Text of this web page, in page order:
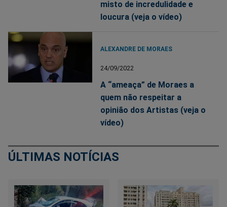
misto de incredulidade e
loucura (veja o vídeo)
ALEXANDRE DE MORAES
24/09/2022
A “ameaça” de Moraes a
quem não respeitar a
opinião dos Artistas (veja o
vídeo)
ÚLTIMAS NOTÍCIAS